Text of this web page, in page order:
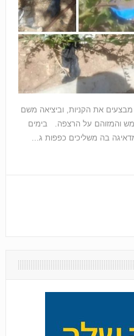
את הקניות, וביציאה משם
והמזוהם על הרצפה. בימים
בה משליכים כפפות ג...